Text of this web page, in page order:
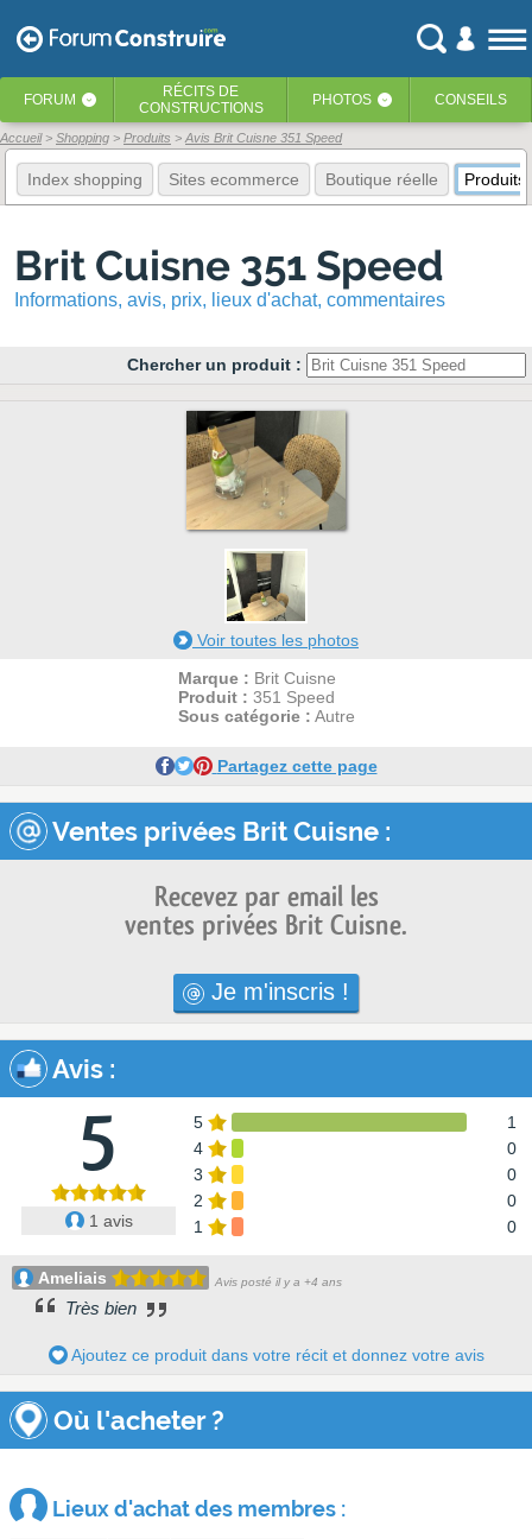
FORUM ‹ RÉCITS DE
CONSTRUCTIONS
PHOTOS ‹ CONSEILS
Accueil Shopping Produits Avis Brit Cuisne 351 Speed
Index shopping Sites ecommerce Boutique réelle Produits
Brit Cuisne 351 Speed
Informations, avis, prix, lieux d'achat, commentaires
Chercher un produit :
Voir toutes les photos
Marque : Brit Cuisne
Produit : 351 Speed
Sous catégorie : Autre
Partagez cette page
Ventes privées Brit Cuisne :
Recevez par email les
ventes privées Brit Cuisne.
Je m'inscris !
Avis :
5
1 avis
5
1
4
0
3
0
2
0
1
0
Ameliais Avis posté il y a +4 ans
Très bien
Ajoutez ce produit dans votre récit et donnez votre avis
Où l'acheter ?
Lieux d'achat des membres :